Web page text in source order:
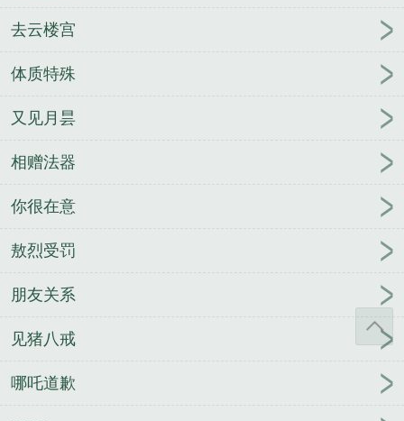
去云楼宫
体质特殊
又见月昙
相赠法器
你很在意
敖烈受罚
朋友关系
见猪八戒
哪吒道歉